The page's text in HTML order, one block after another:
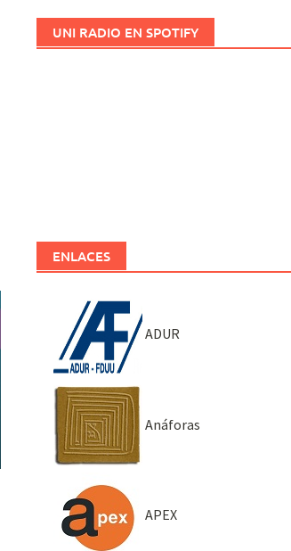
UNI RADIO EN SPOTIFY
ENLACES
ADUR
Anáforas
APEX